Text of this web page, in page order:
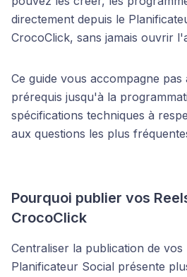
directement depuis le
CrocoClick, sans jamais ouvrir
Ce guide vous accompagne pas
prérequis jusqu'à la
spécifications techniques à
aux questions les plus
Pourquoi publier vos
CrocoClick
Centraliser la publication de vos
Planificateur Social présente